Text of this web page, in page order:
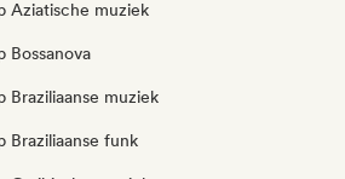
Aziatische muziek
Bossanova
Braziliaanse muziek
Braziliaanse funk